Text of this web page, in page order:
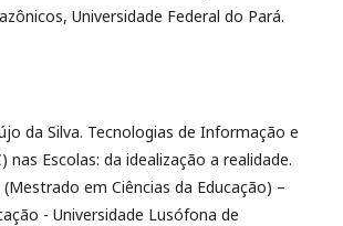
Universidade Federal do Pará.
da Silva. Tecnologias de Informação e
nas Escolas: da idealização a realidade.
em Ciências da Educação) –
- Universidade Lusófona de